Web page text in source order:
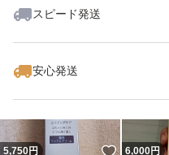
スピード発送
安心発送
5,750円 いいね！
6,000円